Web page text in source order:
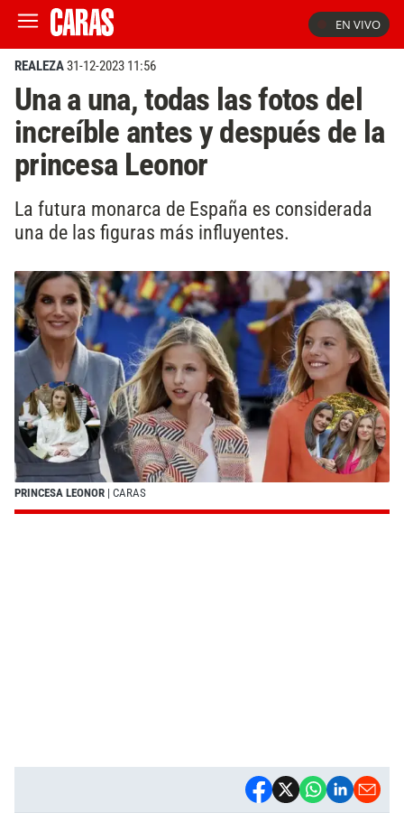
EN VIVO
REALEZA31-12-2023 11:56
Una a una, todas las fotos del
increíble antes y después de la
princesa Leonor
La futura monarca de España es considerada
una de las figuras más influyentes.
PRINCESA LEONOR | CARAS